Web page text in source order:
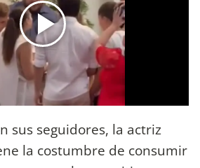
sus seguidores, la actriz
la costumbre de consumir